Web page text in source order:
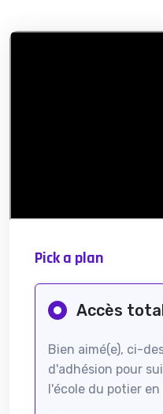
Pick a plan
Accès
Bien aimé(e), ci-
d'adhésion pour
l'école du potier en